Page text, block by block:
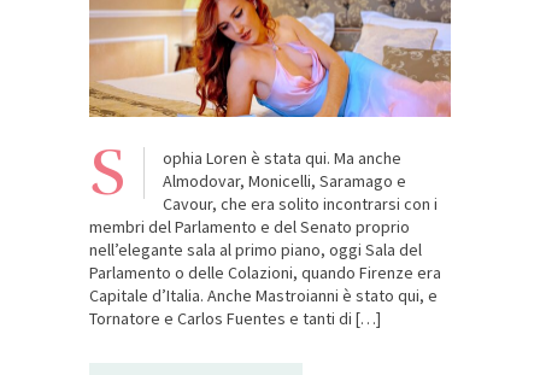
S
ophia Loren è stata qui. Ma anche
Almodovar, Monicelli, Saramago e
Cavour, che era solito incontrarsi con i
membri del Parlamento e del Senato proprio
nell’elegante sala al primo piano, oggi Sala del
Parlamento o delle Colazioni, quando Firenze era
Capitale d’Italia. Anche Mastroianni è stato qui, e
Tornatore e Carlos Fuentes e tanti di […]